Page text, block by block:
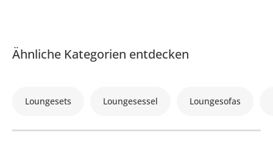
Ähnliche Kategorien entdecken
Loungesets Loungesessel Loungesofas